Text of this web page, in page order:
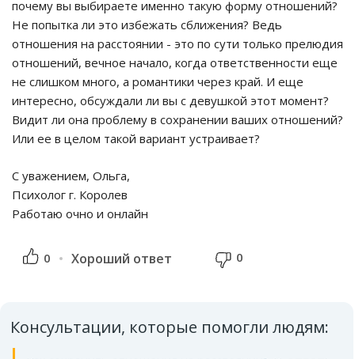
почему вы выбираете именно такую форму отношений?
Не попытка ли это избежать сближения? Ведь
отношения на расстоянии - это по сути только прелюдия
отношений, вечное начало, когда ответственности еще
не слишком много, а романтики через край. И еще
интересно, обсуждали ли вы с девушкой этот момент?
Видит ли она проблему в сохранении ваших отношений?
Или ее в целом такой вариант устраивает?
С уважением, Ольга,
Психолог г. Королев
Работаю очно и онлайн
0 Хороший ответ 0
Консультации, которые помогли людям: